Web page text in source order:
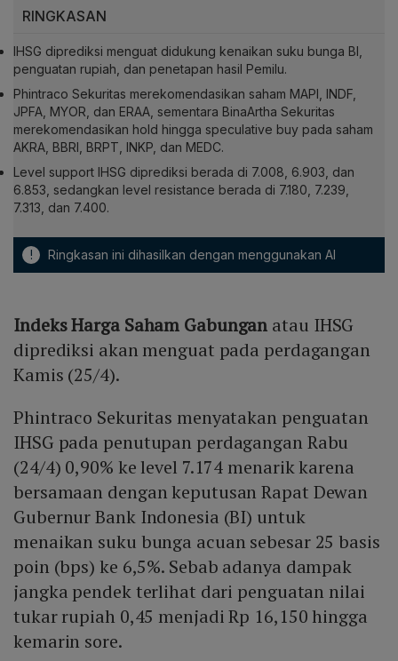
RINGKASAN
IHSG diprediksi menguat didukung kenaikan suku bunga BI,
penguatan rupiah, dan penetapan hasil Pemilu.
Phintraco Sekuritas merekomendasikan saham MAPI, INDF,
JPFA, MYOR, dan ERAA, sementara BinaArtha Sekuritas
merekomendasikan hold hingga speculative buy pada saham
AKRA, BBRI, BRPT, INKP, dan MEDC.
Level support IHSG diprediksi berada di 7.008, 6.903, dan
6.853, sedangkan level resistance berada di 7.180, 7.239,
7.313, dan 7.400.
! Ringkasan ini dihasilkan dengan menggunakan AI
Indeks Harga Saham Gabungan atau IHSG
diprediksi akan menguat pada perdagangan
Kamis (25/4).
Phintraco Sekuritas menyatakan penguatan
IHSG pada penutupan perdagangan Rabu
(24/4) 0,90% ke level 7.174 menarik karena
bersamaan dengan keputusan Rapat Dewan
Gubernur Bank Indonesia (BI) untuk
menaikan suku bunga acuan sebesar 25 basis
poin (bps) ke 6,5%. Sebab adanya dampak
jangka pendek terlihat dari penguatan nilai
tukar rupiah 0,45 menjadi Rp 16,150 hingga
kemarin sore.